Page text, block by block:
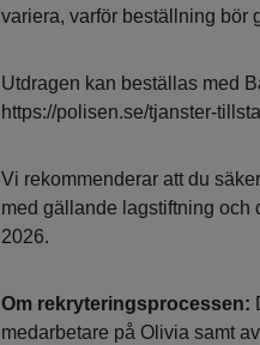
variera, varför beställning bör
Utdragen kan beställas med
https://polisen.se/tjanster-
Vi rekommenderar att du
med gällande lagstiftning och
2026.
Om rekryteringsprocessen:
medarbetare på Olivia samt